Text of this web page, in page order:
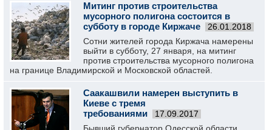
Митинг против строительства
мусорного полигона состоится в
субботу в городе Киржаче
26.01.2018
Сотни жителей города Киржача намерены
выйти в субботу, 27 января, на митинг
против строительства мусорного полигона
на границе Владимирской и Московской областей.
Саакашвили намерен выступить в
Киеве с тремя
требованиями
17.09.2017